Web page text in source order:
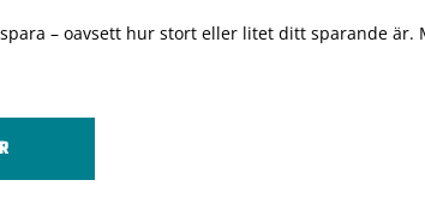
– oavsett hur stort eller litet ditt sparande är.